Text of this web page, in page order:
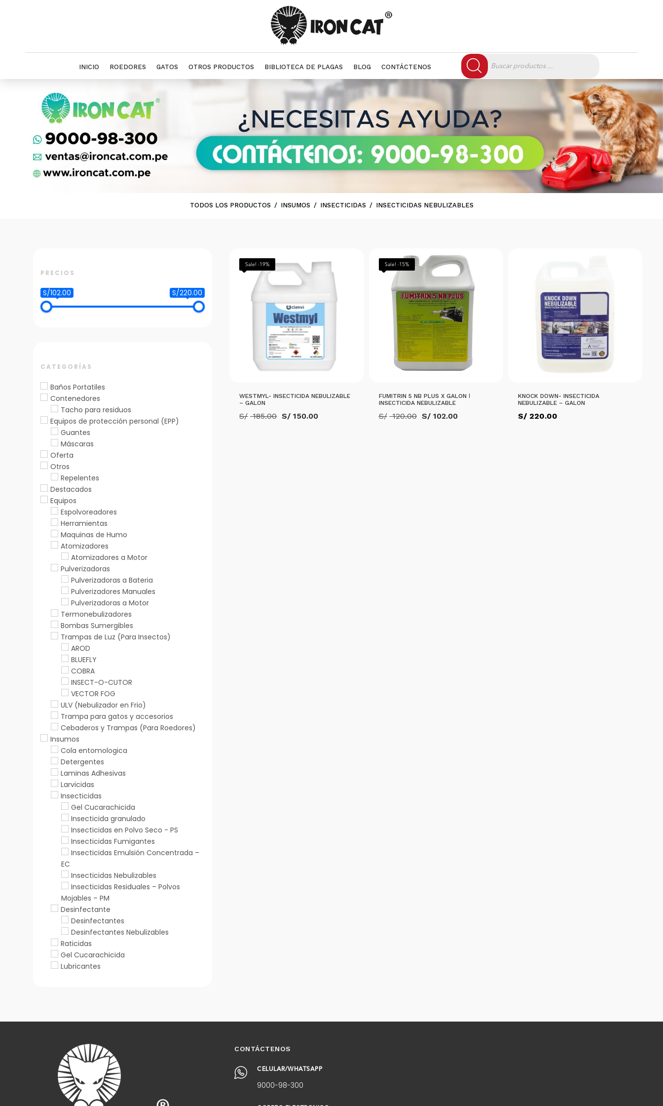
INICIO ROEDORES GATOS OTROS PRODUCTOS BIBLIOTECA DE PLAGAS BLOG CONTÁCTENOS
Búsqueda
de
productos
TODOS LOS PRODUCTOS INSUMOS INSECTICIDAS INSECTICIDAS NEBULIZABLES
Sale! -19%
WESTMYL- INSECTICIDA NEBULIZABLE
– GALON
S/ 185.00 El
S/ 150.00El
Sale! -15%
FUMITRIN 5 NB PLUS X GALON ǀ
INSECTICIDA NEBULIZABLE
S/ 120.00 El
S/102.00El
KNOCK DOWN- INSECTICIDA
NEBULIZABLE – GALON
S/220.00
PRECIOS
S/102.00 S/220.00
CATEGORÍAS
Baños Portatiles
Contenedores
Tacho para residuos
Equipos de protección personal (EPP)
Guantes
Máscaras
Oferta
Otros
Repelentes
Destacados
Equipos
Espolvoreadores
Herramientas
Maquinas de Humo
Atomizadores
Atomizadores a Motor
Pulverizadoras
Pulverizadoras a Bateria
Pulverizadores Manuales
Pulverizadoras a Motor
Termonebulizadores
Bombas Sumergibles
Trampas de Luz (Para Insectos)
AROD
BLUEFLY
COBRA
INSECT-O-CUTOR
VECTOR FOG
ULV (Nebulizador en Frio)
Trampa para gatos y accesorios
Cebaderos y Trampas (Para Roedores)
Insumos
Cola entomologica
Detergentes
Laminas Adhesivas
Larvicidas
Insecticidas
Gel Cucarachicida
Insecticida granulado
Insecticidas en Polvo Seco - PS
Insecticidas Fumigantes
Insecticidas Emulsión Concentrada –
EC
Insecticidas Nebulizables
Insecticidas Residuales – Polvos
Mojables – PM
Desinfectante
Desinfectantes
Desinfectantes Nebulizables
Raticidas
Gel Cucarachicida
Lubricantes
CONTÁCTENOS
CELULAR/WHATSAPP
9000-98-300